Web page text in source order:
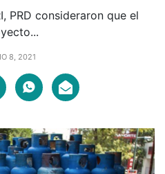
PRD consideraron que el
8, 2021